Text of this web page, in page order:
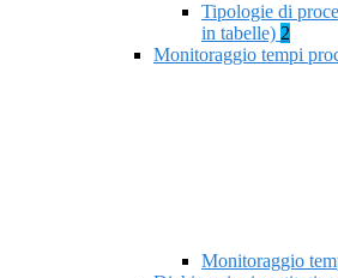
Tipologie di
in tabelle) 2
Monitoraggio tempi
Monitoraggio